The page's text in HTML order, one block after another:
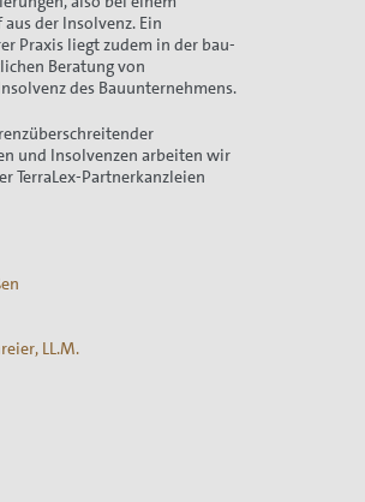
der Insolvenz. Ein
Praxis liegt zudem in der bau-
Beratung von
des Bauunternehmens.
und Insolvenzen arbeiten wir
TerraLex-Partnerkanzleien
LL.M.